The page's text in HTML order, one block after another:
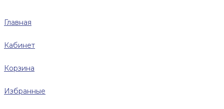
Главная
Кабинет
Корзина
Избранные